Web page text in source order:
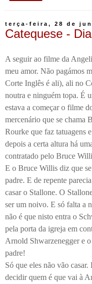
terça-feira, 28 de
Catequese -
A seguir ao filme da
meu amor. Não pagámos
Corte Inglês é ali), ali no
noutra e ninguém topa. É
estava a começar o filme
mercenário que se chama
Rourke que faz tatuagens
depois a certa altura há
contratado pelo Bruce
E o Bruce Willis diz que
padre. E de repente
casar o Stallone. O
ser um noivo. E só falta a
não é que nisto entra o
pela porta da igreja em
Arnold Shwarzenegger e
padre!
Só que eles não vão casar.
decidir quem é que vai à